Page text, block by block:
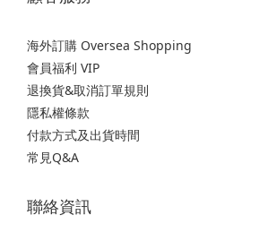
海外訂購 Oversea Shopping
會員福利 VIP
退換貨&取消訂單規則
隱私權條款
付款方式及出貨時間
常見Q&A
聯絡資訊